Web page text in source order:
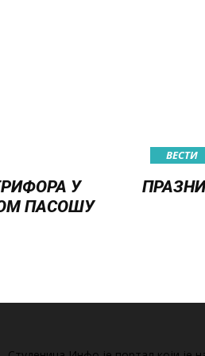
У
ПАСОШУ
ВЕСТИ